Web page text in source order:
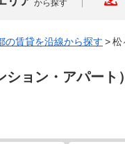
から探す
の賃貸を沿線から探す >松
ション・アパート